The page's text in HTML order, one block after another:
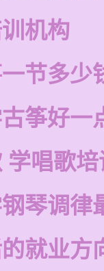
机构
节多少
筝好一
学唱歌培
琴调律
就业方